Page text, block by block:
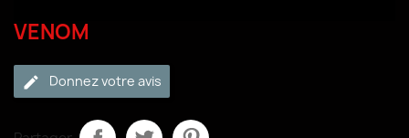
VENOM
Donnez votre avis